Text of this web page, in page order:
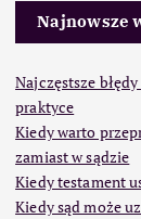
Najnowsze
Najczęstsze
praktyce
Kiedy warto
zamiast w sądzie
Kiedy testament
Kiedy sąd może